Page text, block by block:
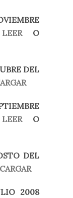
LEERO
DEL
LEERO
DEL
2008